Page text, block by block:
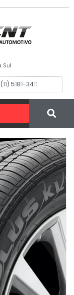
Sul
(11) 5181-3411